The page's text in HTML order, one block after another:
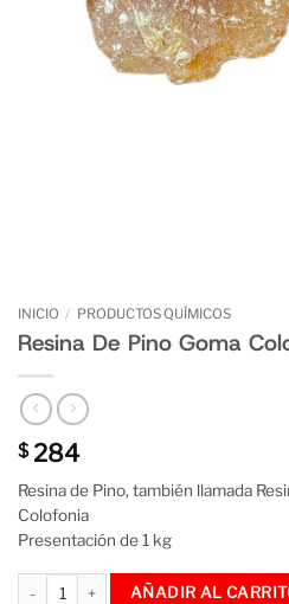
INICIO / PRODUCTOS QUÍMICOS
Resina De Pino Goma
$284
Resina de Pino, también llamada
Colofonia
Presentación de 1 kg
Resina De Pino Goma Colofonia 1 Kg
AÑADIR AL